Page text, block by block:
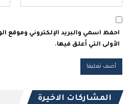
احفظ اسمي والبريد الإلكتروني وموقع
الأولى التي أعلق فيها.
المشاركات الاخيرة